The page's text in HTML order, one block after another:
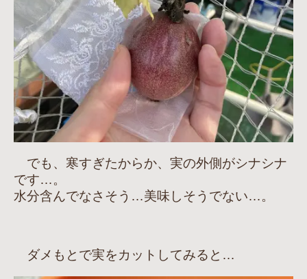
でも、寒すぎたからか、実の外側がシナシナ
です…。
水分含んでなさそう…美味しそうでない…。
ダメもとで実をカットしてみると…